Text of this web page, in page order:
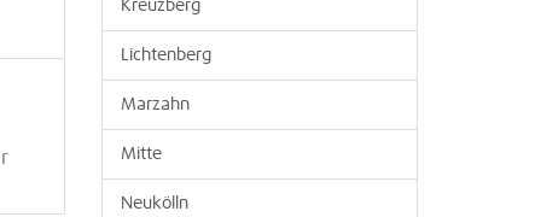
Kreuzberg
Lichtenberg
Marzahn
Mitte
Neukölln